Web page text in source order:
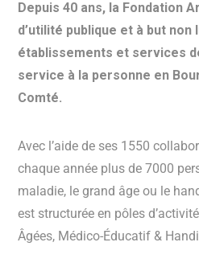
Depuis 40 ans, la Fondation
d’utilité publique et à but
établissements et services
service à la personne en
Comté.
Avec l’aide de ses 1550
chaque année plus de 7000
maladie, le grand âge ou le
est structurée en pôles
Âgées, Médico-Éducatif &